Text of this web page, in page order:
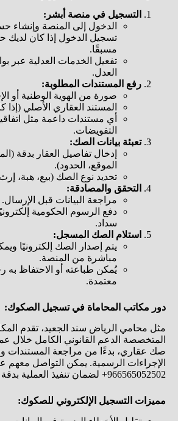
التسجيل في منصة أبشر:
الدخول إلى المنصة وإنشاء
تسجيل الدخول إذا كان لديك
مسبقًا.
تفعيل الخدمات العدلية عبر
العدل.
رفع المستندات المطلوبة:
صورة من الهوية الوطنية أو
المستند العقاري الأصلي (إذا
أي مستندات داعمة مثل
التفويضات.
تعبئة بيانات الصك:
إدخال تفاصيل العقار بدقة
الموقع، الحدود).
تحديد نوع الصك (بيع، هبة،
التحقق والمصادقة:
مراجعة البيانات قبل الإرسال.
دفع الرسوم الحكومية
سداد.
استلام الصك المسجل:
يتم إصدار الصك إلكترونيًا
مباشرة من المنصة.
يُمكن طباعته أو الاحتفاظ به
معتمدة.
دور مكاتب المحاماة في تسجيل الصكوك:
مثل محامي الرياض سند الجعيد، تقدم
المتخصصة الدعم القانوني الكامل خلال
صك عقاري، بدءًا من مراجعة المستندات
الإجراءات الرسمية. يمكن التواصل معهم
966565052502+ لضمان تنفيذ العملية بدقة وسرعة.
مميزات التسجيل الإلكتروني للصكوك: